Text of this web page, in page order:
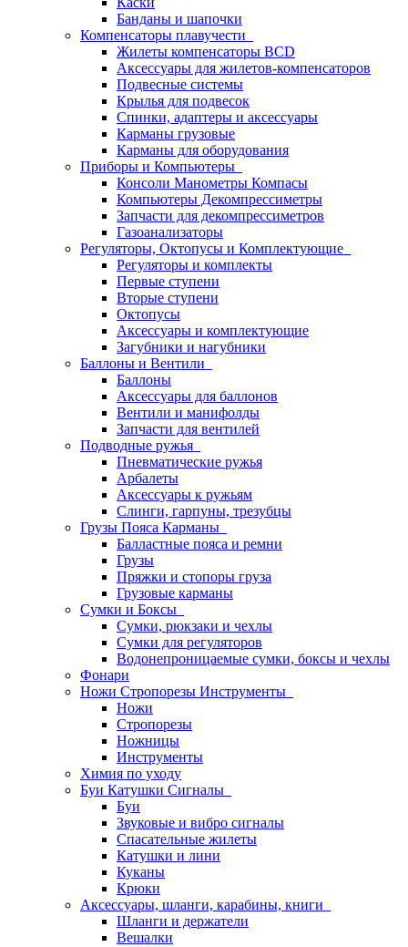
Банданы и шапочки
Компенсаторы плавучести
Жилеты компенсаторы BCD
Аксессуары для жилетов-компенсаторов
Подвесные системы
Крылья для подвесок
Спинки, адаптеры и аксессуары
Карманы грузовые
Карманы для оборудования
Приборы и Компьютеры
Консоли Манометры Компасы
Компьютеры Декомпрессиметры
Запчасти для декомпрессиметров
Газоанализаторы
Регуляторы, Октопусы и Комплектующие
Регуляторы и комплекты
Первые ступени
Вторые ступени
Октопусы
Аксессуары и комплектующие
Загубники и нагубники
Баллоны и Вентили
Баллоны
Аксессуары для баллонов
Вентили и манифолды
Запчасти для вентилей
Подводные ружья
Пневматические ружья
Арбалеты
Аксессуары к ружьям
Слинги, гарпуны, трезубцы
Грузы Пояса Карманы
Балластные пояса и ремни
Грузы
Пряжки и стопоры груза
Грузовые карманы
Сумки и Боксы
Сумки, рюкзаки и чехлы
Сумки для регуляторов
Водонепроницаемые сумки, боксы и чехлы
Фонари
Ножи Стропорезы Инструменты
Ножи
Стропорезы
Ножницы
Инструменты
Химия по уходу
Буи Катушки Сигналы
Буи
Звуковые и вибро сигналы
Спасательные жилеты
Катушки и лини
Куканы
Крюки
Аксессуары, шланги, карабины, книги
Шланги и держатели
Вешалки